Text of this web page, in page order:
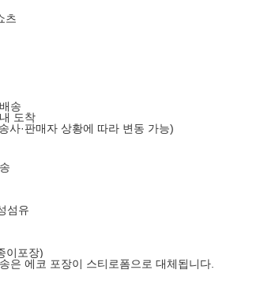
츠
송
도착
사·판매자 상황에 따라 변동 가능)
섬유
이포장)
은 에코 포장이 스티로폼으로 대체됩니다.